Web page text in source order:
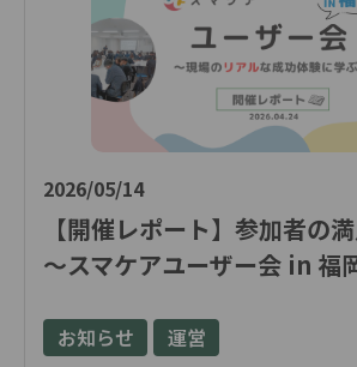
2026/05/14
【開催レポート】参加者の
～スマケアユーザー会 in 福
お知らせ 運営